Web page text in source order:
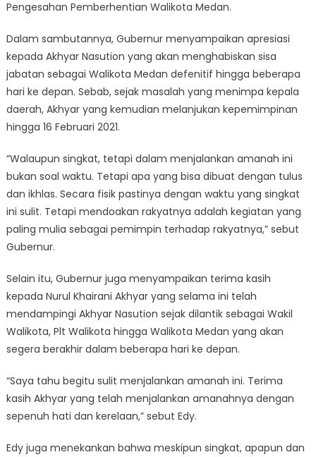
Pengesahan Pemberhentian Walikota Medan.
Dalam sambutannya, Gubernur menyampaikan apresiasi
kepada Akhyar Nasution yang akan menghabiskan sisa
jabatan sebagai Walikota Medan defenitif hingga beberapa
hari ke depan. Sebab, sejak masalah yang menimpa kepala
daerah, Akhyar yang kemudian melanjukan kepemimpinan
hingga 16 Februari 2021.
“Walaupun singkat, tetapi dalam menjalankan amanah ini
bukan soal waktu. Tetapi apa yang bisa dibuat dengan tulus
dan ikhlas. Secara fisik pastinya dengan waktu yang singkat
ini sulit. Tetapi mendoakan rakyatnya adalah kegiatan yang
paling mulia sebagai pemimpin terhadap rakyatnya,” sebut
Gubernur.
Selain itu, Gubernur juga menyampaikan terima kasih
kepada Nurul Khairani Akhyar yang selama ini telah
mendampingi Akhyar Nasution sejak dilantik sebagai Wakil
Walikota, Plt Walikota hingga Walikota Medan yang akan
segera berakhir dalam beberapa hari ke depan.
“Saya tahu begitu sulit menjalankan amanah ini. Terima
kasih Akhyar yang telah menjalankan amanahnya dengan
sepenuh hati dan kerelaan,” sebut Edy.
Edy juga menekankan bahwa meskipun singkat, apapun dan